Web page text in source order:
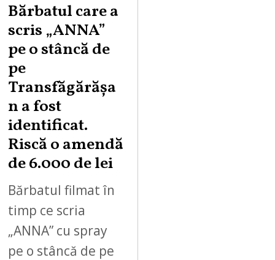
Bărbatul care a
scris „ANNA”
pe o stâncă de
pe
Transfăgărășa
n a fost
identificat.
Riscă o amendă
de 6.000 de lei
Bărbatul filmat în
timp ce scria
„ANNA” cu spray
pe o stâncă de pe